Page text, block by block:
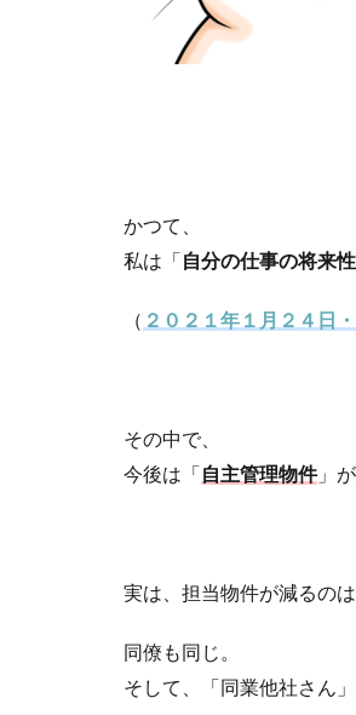
かつて、
私は「自分の仕事の将来性
（ ２０２１年１月２４日
その中で、
今後は「自主管理物件」
実は、担当物件が減るの
同僚も同じ。
そして、「同業他社さん」